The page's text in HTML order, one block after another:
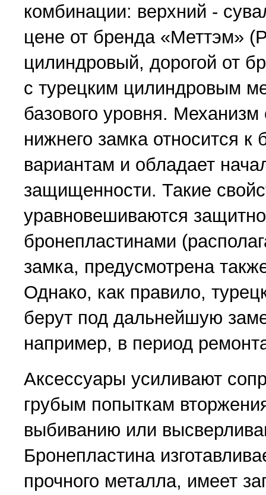
комбинации: верхний -
цене от бренда «Меттэм»
цилиндровый, дорогой от
с турецким цилиндровым
базового уровня. Механизм
нижнего замка относится
вариантам и обладает
защищенности. Такие
уравновешиваются
бронепластинами
замка, предусмотрена
Однако, как правило,
берут под дальнейшую
например, в период
Аксессуары усиливают
грубым попыткам
выбиванию или
Бронепластина
прочного металла, имеет